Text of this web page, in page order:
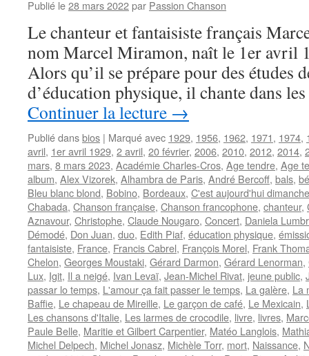
Publié le28 mars 2022par Passion Chanson
Le chanteur et fantaisiste français
nom Marcel Miramon, naît le 1er avril
Alors qu’il se prépare pour des études
d’éducation physique, il chante dans
Continuer la lecture →
Publié dansbios | Marqué avec 1929, 1956, 1962, 1971, 1974,
avril, 1er avril 1929, 2 avril, 20 février, 2006, 2010, 2012, 2014,
mars, 8 mars 2023, Académie Charles-Cros, Age tendre, Age
album, Alex Vizorek, Alhambra de Paris, André Bercoff, bals,
Bleu blanc blond, Bobino, Bordeaux, C'est aujourd'hui dimanche
Chabada, Chanson française, Chanson francophone, chanteur,
Aznavour, Christophe, Claude Nougaro, Concert, Daniela
Démodé, Don Juan, duo, Edith Piaf, éducation physique,
fantaisiste, France, Francis Cabrel, François Morel, Frank
Chelon, Georges Moustaki, Gérard Darmon, Gérard Lenorman,
Lux, Igit, Il a neigé, Ivan Levaï, Jean-Michel Rivat, jeune public,
passar lo temps, L'amour ça fait passer le temps, La galère, La
Baffie, Le chapeau de Mireille, Le garçon de café, Le Mexicain,
Les chansons d'Italie, Les larmes de crocodile, livre, livres,
Paule Belle, Maritie et Gilbert Carpentier, Matéo Langlois,
Michel Delpech, Michel Jonasz, Michèle Torr, mort, Naissance,